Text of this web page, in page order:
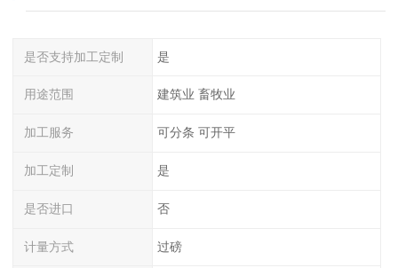
是否支持加工定制 是
用途范围 建筑业 畜牧业
加工服务 可分条 可开平
加工定制 是
是否进口 否
计量方式 过磅